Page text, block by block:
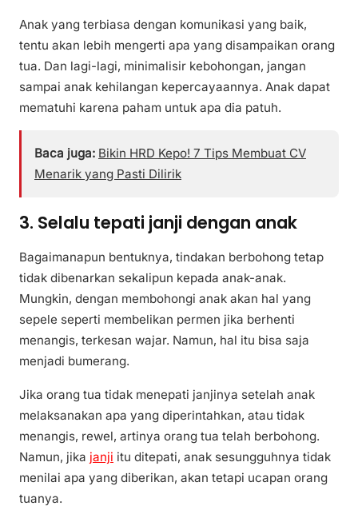
Anak yang terbiasa dengan komunikasi yang baik,
tentu akan lebih mengerti apa yang disampaikan orang
tua. Dan lagi-lagi, minimalisir kebohongan, jangan
sampai anak kehilangan kepercayaannya. Anak dapat
mematuhi karena paham untuk apa dia patuh.
Baca juga: Bikin HRD Kepo! 7 Tips Membuat CV
Menarik yang Pasti Dilirik
3. Selalu tepati janji dengan anak
Bagaimanapun bentuknya, tindakan berbohong tetap
tidak dibenarkan sekalipun kepada anak-anak.
Mungkin, dengan membohongi anak akan hal yang
sepele seperti membelikan permen jika berhenti
menangis, terkesan wajar. Namun, hal itu bisa saja
menjadi bumerang.
Jika orang tua tidak menepati janjinya setelah anak
melaksanakan apa yang diperintahkan, atau tidak
menangis, rewel, artinya orang tua telah berbohong.
Namun, jika janji itu ditepati, anak sesungguhnya tidak
menilai apa yang diberikan, akan tetapi ucapan orang
tuanya.